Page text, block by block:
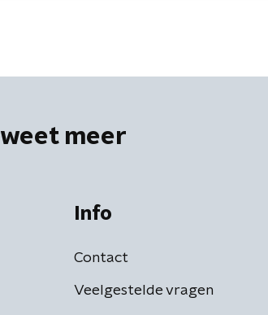
weet meer
Info
Contact
Veelgestelde vragen